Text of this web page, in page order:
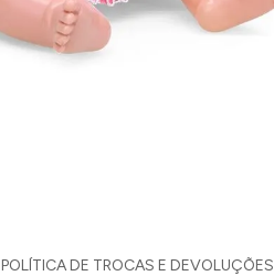
POLÍTICA DE TROCAS E DEVOLUÇÕES